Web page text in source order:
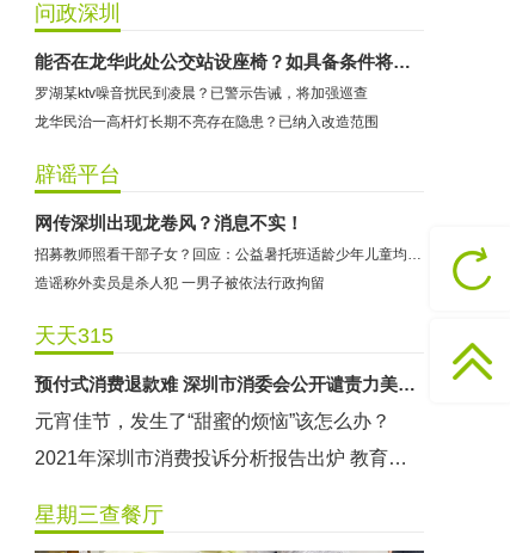
问政深圳
能否在龙华此处公交站设座椅？如具备条件将组织施工
罗湖某ktv噪音扰民到凌晨？已警示告诫，将加强巡查
龙华民治一高杆灯长期不亮存在隐患？已纳入改造范围
辟谣平台
网传深圳出现龙卷风？消息不实！
招募教师照看干部子女？回应：公益暑托班适龄少年儿童均可报名
造谣称外卖员是杀人犯 一男子被依法行政拘留
天天315
东方时代健身（KKONE店）：商家承诺退费未履行
海马理得英语阅读中心：商家承诺退费未履行
粤宝乐儿童成长中心：商家拒不配合调解
哈尔特健身：商家拒不配合调解
龅牙兔儿童情商训练营：商家承诺退费未履行
预付式消费退款难 深圳市消委会公开谴责力美健华联店
元宵佳节，发生了“甜蜜的烦恼”该怎么办？
2021年深圳市消费投诉分析报告出炉 教育培训投诉量增长
星期三查餐厅